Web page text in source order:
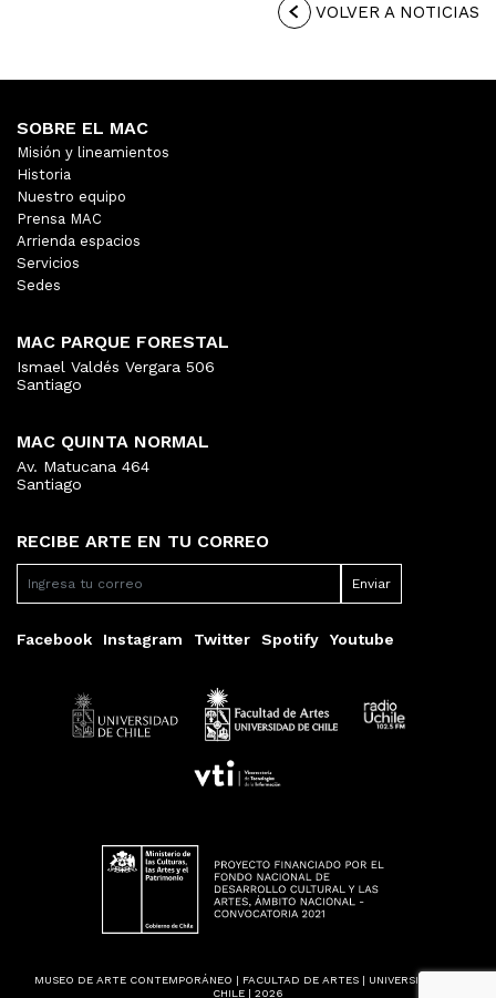
VOLVER A NOTICIAS
RECIBE ARTE EN TU CORREO
Facebook Instagram Twitter Spotify Youtube
SOBRE EL MAC
Misión y lineamientos
Historia
Nuestro equipo
Prensa MAC
Arrienda espacios
Servicios
Sedes
MAC PARQUE FORESTAL
Ismael Valdés Vergara 506
Santiago
MAC QUINTA NORMAL
Av. Matucana 464
Santiago
MUSEO DE ARTE CONTEMPORÁNEO | FACULTAD DE ARTES | UNIVERSIDAD DE
CHILE | 2026